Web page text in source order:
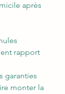
après
rapport
garanties
monter la